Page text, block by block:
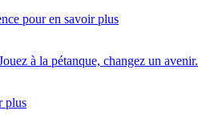
pour en savoir plus
à la pétanque, changez un avenir.
plus